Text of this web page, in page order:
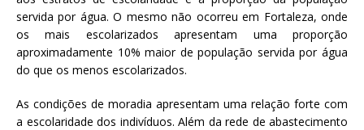
servida por água. O mesmo não ocorreu em Fortaleza, onde
os mais escolarizados apresentam uma proporção
aproximadamente 10% maior de população servida por água
do que os menos escolarizados.
As condições de moradia apresentam uma relação forte com
a escolaridade dos indivíduos. Além da rede de abastecimento